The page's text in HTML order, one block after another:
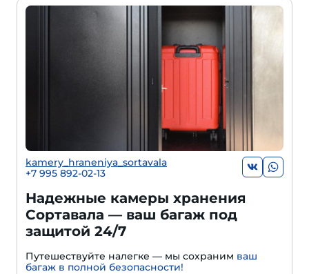
kamery_hraneniya_sortavala
+7 995 892-02-13
Надежные камеры хранения
Сортавала — ваш багаж под
защитой 24/7
Путешествуйте налегке — мы сохраним ваш
багаж в полной безопасности!